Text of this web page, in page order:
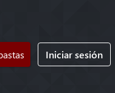
Iniciar sesión